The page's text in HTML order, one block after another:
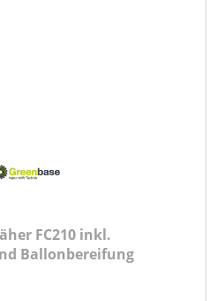
FC210 inkl.
Ballonbereifung